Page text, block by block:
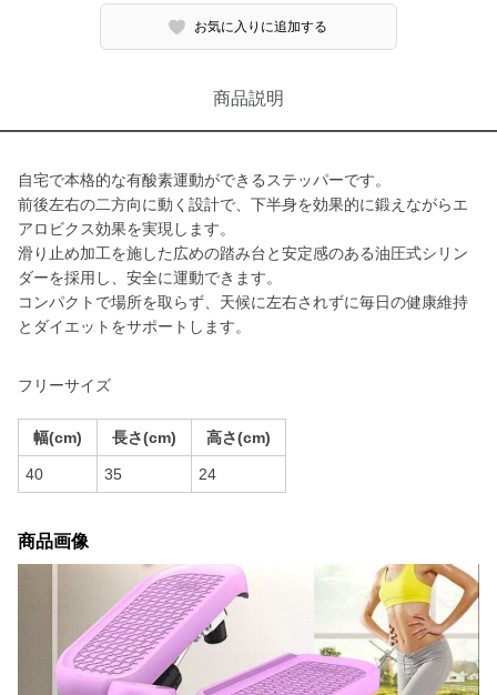
お気に入りに追加する
商品説明
自宅で本格的な有酸素運動ができるステッパーです。
前後左右の二方向に動く設計で、下半身を効果的に鍛えながらエ
アロビクス効果を実現します。
滑り止め加工を施した広めの踏み台と安定感のある油圧式シリン
ダーを採用し、安全に運動できます。
コンパクトで場所を取らず、天候に左右されずに毎日の健康維持
とダイエットをサポートします。
フリーサイズ
幅(cm) 長さ(cm) 高さ(cm)
40 35 24
商品画像